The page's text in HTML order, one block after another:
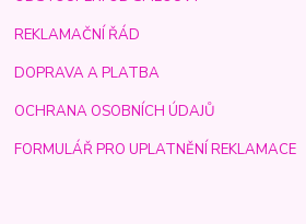
REKLAMAČNÍ ŘÁD
DOPRAVA A PLATBA
OCHRANA OSOBNÍCH ÚDAJŮ
FORMULÁŘ PRO UPLATNĚNÍ REKLAMACE